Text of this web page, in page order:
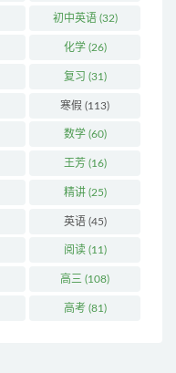
初中英语(32)
化学(26)
复习 (31)
寒假 (113)
数学(60)
王芳(16)
精讲(25)
英语(45)
阅读(11)
高三 (108)
高考(81)